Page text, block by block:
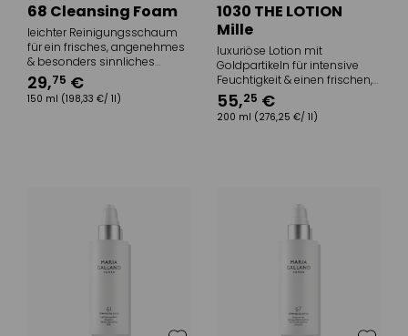
68 Cleansing Foam
leichter Reinigungsschaum
für ein frisches, angenehmes
& besonders sinnliches
Hautgefühl
29,75 €
150 ml (198,33 €/ 1l)
1030 THE LOTION
Mille
luxuriöse Lotion mit
Goldpartikeln für intensive
Feuchtigkeit & einen frischen,
edlen Glow
55,25 €
200 ml (276,25 €/ 1l)